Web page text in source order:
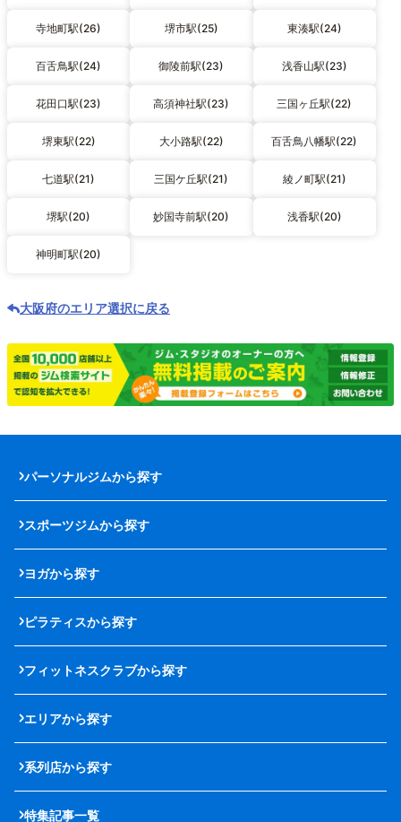
寺地町駅(26) 堺市駅(25) 東湊駅(24)
百舌鳥駅(24) 御陵前駅(23) 浅香山駅(23)
花田口駅(23) 高須神社駅(23) 三国ヶ丘駅(22)
堺東駅(22) 大小路駅(22) 百舌鳥八幡駅(22)
七道駅(21) 三国ケ丘駅(21) 綾ノ町駅(21)
堺駅(20) 妙国寺前駅(20) 浅香駅(20)
神明町駅(20)
大阪府のエリア選択に戻る
パーソナルジムから探す
スポーツジムから探す
ヨガから探す
ピラティスから探す
フィットネスクラブから探す
エリアから探す
系列店から探す
特集記事一覧